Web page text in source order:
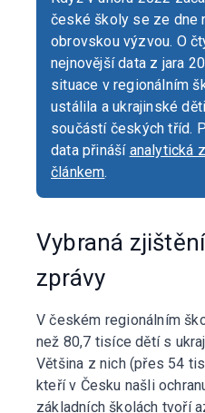
české školy se ze dne
obrovskou výzvou. O
nejnovější data z jara
situace v regionálním
ustálila a ukrajinské
součástí českých tříd.
data přináší analytická
článkem.
Vybraná
zprávy
V českém regionálním
než 80,7 tisíce dětí s
Většina z nich (přes 54
kteří v Česku našli
základních školách tvoří